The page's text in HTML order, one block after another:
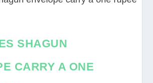
SHAGUN
CARRY A ONE